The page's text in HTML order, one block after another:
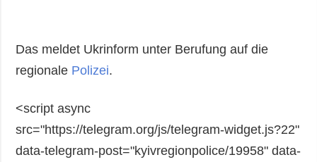
Das meldet Ukrinform unter Berufung auf die
regionale Polizei.
<script async
src="https://telegram.org/js/telegram-widget.js?22"
data-telegram-post="kyivregionpolice/19958" data-